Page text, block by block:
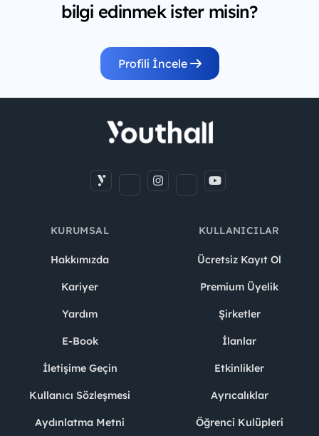
bilgi edinmek ister misin?
Profili İncele
KURUMSAL
Hakkımızda
Kariyer
Yardım
E-Book
İletişime Geçin
Kullanıcı Sözleşmesi
Aydınlatma Metni
KULLANICILAR
Ücretsiz Kayıt Ol
Premium Üyelik
Şirketler
İlanlar
Etkinlikler
Ayrıcalıklar
Öğrenci Kulüpleri